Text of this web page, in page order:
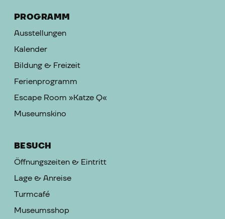
PROGRAMM
Ausstellungen
Kalender
Bildung & Freizeit
Ferienprogramm
Escape Room »Katze Q«
Museumskino
BESUCH
Öffnungszeiten & Eintritt
Lage & Anreise
Turmcafé
Museumsshop